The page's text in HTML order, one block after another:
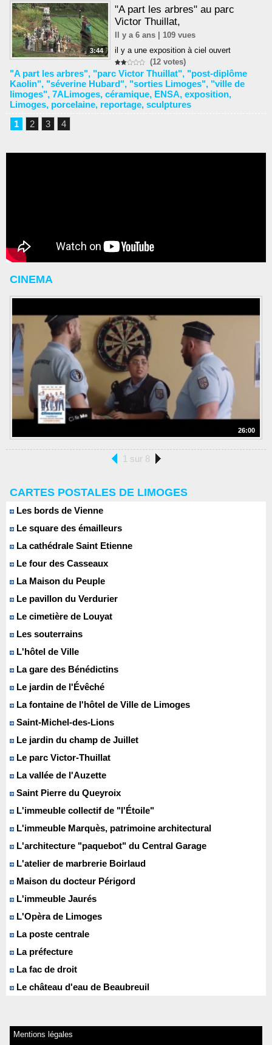
3:44
"A part les arbres" au parc
Victor Thuillat,
Il y a 6 ans | 109 vues
il y a une exposition à ciel ouvert
(12 votes)
"A part les arbres", "parc Victor Thuillat", "post-diplôme
Kaolin", "séverine Hubard", "sorties Limoges", "ville de
limoges", 7ALimoges, céramique, ENSA, exposition,
Limoges, porcelaine, reportage, sculptures
1
2 3 4
CINEMA
26:00
1 sur 8
CARTES POSTALES DE LIMOGES
Les bords de Vienne
Le square des émailleurs
La cathédrale Saint Etienne
Le four des Casseaux
La Maison du Peuple
Le pavillon du Verdurier
Le cimetière de Louyat
Les souterrains
L'hôtel de Ville
La gare des Bénédictins
Le jardin de l'Évêché
La fontaine de l'hôtel de Ville de Limoges
Saint-Michel-des-Lions
Le jardin du champ de Juillet
Le parc Victor-Thuillat
La vallée de l'Auzette
Saint Pierre du Queyroix
L'immeuble collectif de "l'Étoile"
L'immeuble Marquès, patrimoine architectural
L'architecture "paquebot" du Central Garage
L'atelier de marbrerie Boirlaud
Maison du docteur Périgord
L'immeuble Jaurés
L'Opèra de Limoges
La poste centrale
La préfecture
La fac de droit
Le château d'eau de Beaubreuil
Mentions légales